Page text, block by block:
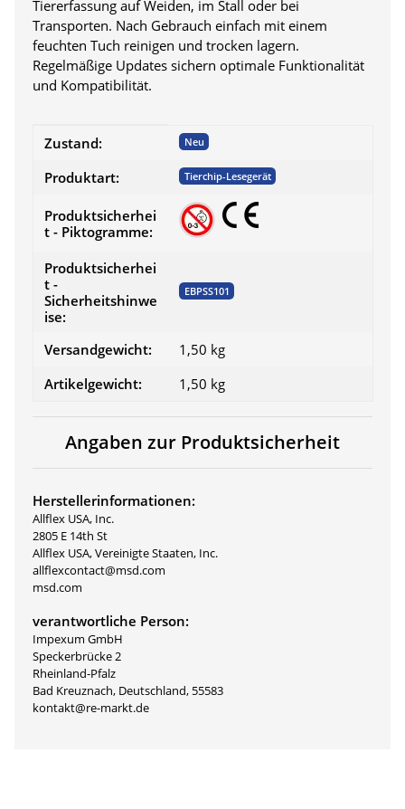
Tiererfassung auf Weiden, im Stall oder bei
Transporten. Nach Gebrauch einfach mit einem
feuchten Tuch reinigen und trocken lagern.
Regelmäßige Updates sichern optimale Funktionalität
und Kompatibilität.
Produkteigenschaft
Wert
Zustand: Neu
Produktart: Tierchip-Lesegerät
Produktsicherhei
t - Piktogramme:
Produktsicherhei
t -
Sicherheitshinwe
ise:
EBPSS101
Versandgewicht:
1,50 kg
Artikelgewicht:
1,50 kg
Angaben zur Produktsicherheit
Herstellerinformationen:
Allflex USA, Inc.
2805 E 14th St
Allflex USA, Vereinigte Staaten, Inc.
allflexcontact@msd.com
msd.com
verantwortliche Person:
Impexum GmbH
Speckerbrücke 2
Rheinland-Pfalz
Bad Kreuznach, Deutschland, 55583
kontakt@re-markt.de